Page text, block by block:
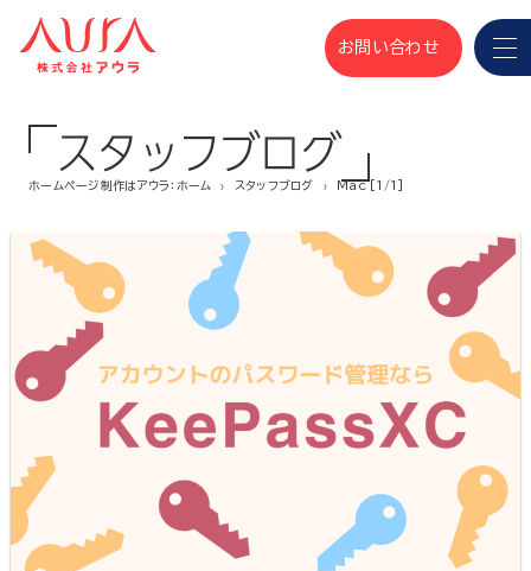
お問い合わせ
スタッフブログ
ホームページ制作はアウラ：ホーム スタッフブログ Mac [1/1]